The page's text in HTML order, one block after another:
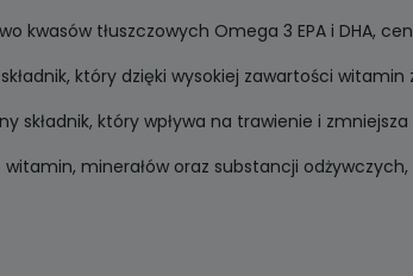
kwasów tłuszczowych Omega 3 EPA i DHA,
który dzięki wysokiej zawartości
składnik, który wpływa na trawienie i
witamin, minerałów oraz substancji